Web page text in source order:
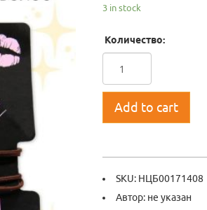
3 in stock
Количество:
Add to cart
SKU: НЦБ00171408
Автор: не указан